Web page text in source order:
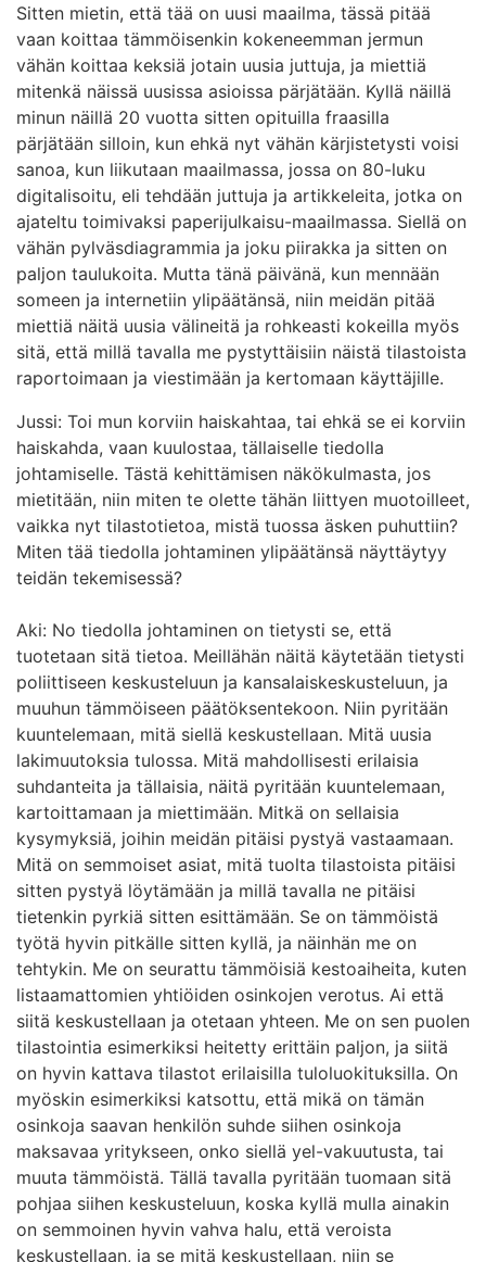
Sitten mietin, että tää on uusi maailma, tässä pitää
vaan koittaa tämmöisenkin kokeneemman jermun
vähän koittaa keksiä jotain uusia juttuja, ja miettiä
mitenkä näissä uusissa asioissa pärjätään. Kyllä näillä
minun näillä 20 vuotta sitten opituilla fraasilla
pärjätään silloin, kun ehkä nyt vähän kärjistetysti voisi
sanoa, kun liikutaan maailmassa, jossa on 80-luku
digitalisoitu, eli tehdään juttuja ja artikkeleita, jotka on
ajateltu toimivaksi paperijulkaisu-maailmassa. Siellä on
vähän pylväsdiagrammia ja joku piirakka ja sitten on
paljon taulukoita. Mutta tänä päivänä, kun mennään
someen ja internetiin ylipäätänsä, niin meidän pitää
miettiä näitä uusia välineitä ja rohkeasti kokeilla myös
sitä, että millä tavalla me pystyttäisiin näistä tilastoista
raportoimaan ja viestimään ja kertomaan käyttäjille.
Jussi: Toi mun korviin haiskahtaa, tai ehkä se ei korviin
haiskahda, vaan kuulostaa, tällaiselle tiedolla
johtamiselle. Tästä kehittämisen näkökulmasta, jos
mietitään, niin miten te olette tähän liittyen muotoilleet,
vaikka nyt tilastotietoa, mistä tuossa äsken puhuttiin?
Miten tää tiedolla johtaminen ylipäätänsä näyttäytyy
teidän tekemisessä?
Aki: No tiedolla johtaminen on tietysti se, että
tuotetaan sitä tietoa. Meillähän näitä käytetään tietysti
poliittiseen keskusteluun ja kansalaiskeskusteluun, ja
muuhun tämmöiseen päätöksentekoon. Niin pyritään
kuuntelemaan, mitä siellä keskustellaan. Mitä uusia
lakimuutoksia tulossa. Mitä mahdollisesti erilaisia
suhdanteita ja tällaisia, näitä pyritään kuuntelemaan,
kartoittamaan ja miettimään. Mitkä on sellaisia
kysymyksiä, joihin meidän pitäisi pystyä vastaamaan.
Mitä on semmoiset asiat, mitä tuolta tilastoista pitäisi
sitten pystyä löytämään ja millä tavalla ne pitäisi
tietenkin pyrkiä sitten esittämään. Se on tämmöistä
työtä hyvin pitkälle sitten kyllä, ja näinhän me on
tehtykin. Me on seurattu tämmöisiä kestoaiheita, kuten
listaamattomien yhtiöiden osinkojen verotus. Ai että
siitä keskustellaan ja otetaan yhteen. Me on sen puolen
tilastointia esimerkiksi heitetty erittäin paljon, ja siitä
on hyvin kattava tilastot erilaisilla tuloluokituksilla. On
myöskin esimerkiksi katsottu, että mikä on tämän
osinkoja saavan henkilön suhde siihen osinkoja
maksavaa yritykseen, onko siellä yel-vakuutusta, tai
muuta tämmöistä. Tällä tavalla pyritään tuomaan sitä
pohjaa siihen keskusteluun, koska kyllä mulla ainakin
on semmoinen hyvin vahva halu, että veroista
keskustellaan, ja se mitä keskustellaan, niin se